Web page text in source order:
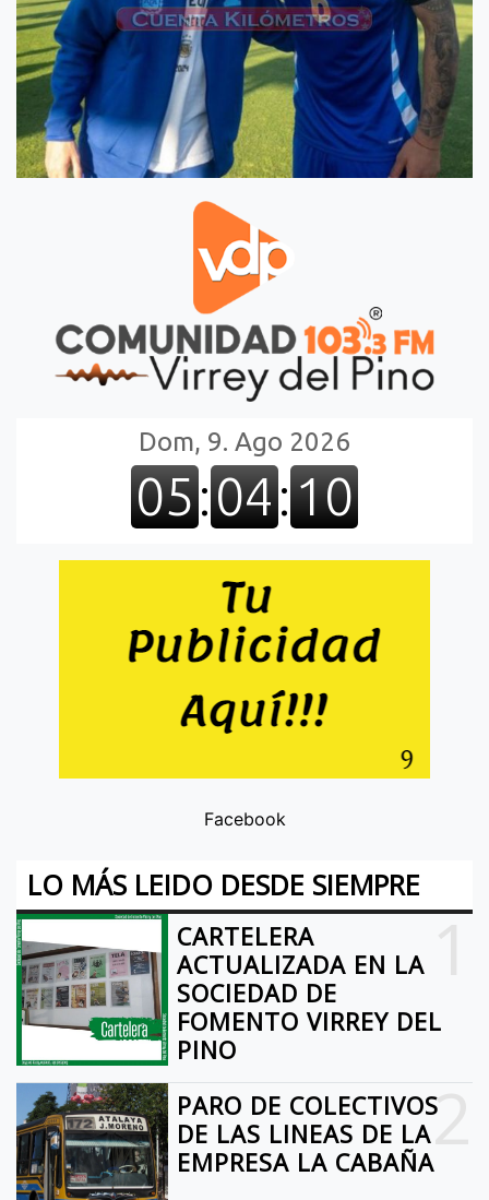
Facebook
LO MÁS LEIDO DESDE SIEMPRE
CARTELERA
ACTUALIZADA EN LA
SOCIEDAD DE
FOMENTO VIRREY DEL
PINO
2
PARO DE COLECTIVOS
DE LAS LINEAS DE LA
EMPRESA LA CABAÑA